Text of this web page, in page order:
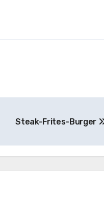
Steak-Frites-Burger